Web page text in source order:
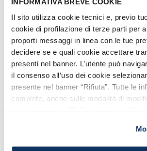
Il sito utilizza cookie tecnici e, previo
cookie di profilazione di terze parti per
proporti messaggi in linea con le tue
decidere se e quali cookie accettare
presenti nel banner. L’utente può
il consenso all’uso dei cookie
presente nel banner “Rifiuta”. Tutte le
complete, anche sulle modalità di
Vota il contenuto: